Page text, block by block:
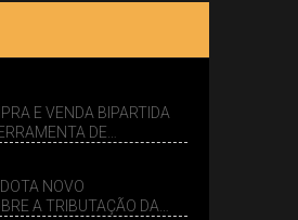
E VENDA BIPARTIDA
DE
NOVO
A TRIBUTAÇÃO DA